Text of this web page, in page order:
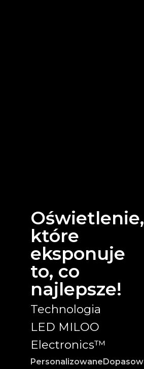
Oświetlenie,
które
eksponuje
to, co
najlepsze!
Technologia
LED MILOO
Electronics™
Personalizowane